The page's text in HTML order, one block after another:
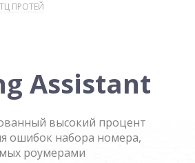
ПРОТЕЙ
Assistant
высокий процент
ошибок набора номера,
роумерами